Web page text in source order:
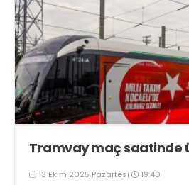
Tramvay maç saatinde
13 Ekim 2025 Pazartesi 19:40